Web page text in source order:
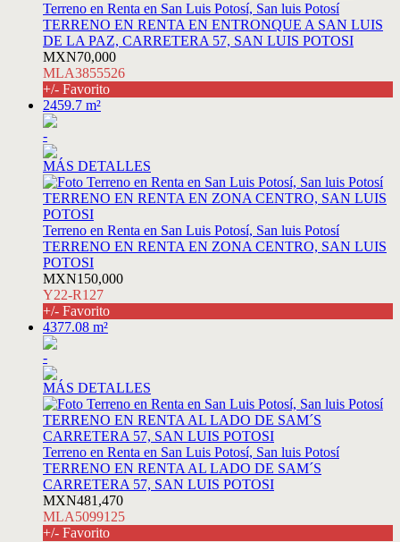
Terreno en Renta en San Luis Potosí, San luis Potosí
TERRENO EN RENTA EN ENTRONQUE A SAN LUIS
DE LA PAZ, CARRETERA 57, SAN LUIS POTOSI
MXN70,000
MLA3855526
+/- Favorito
2459.7 m²
-
MÁS DETALLES
Terreno en Renta en San Luis Potosí, San luis Potosí
TERRENO EN RENTA EN ZONA CENTRO, SAN LUIS
POTOSI
MXN150,000
Y22-R127
+/- Favorito
4377.08 m²
-
MÁS DETALLES
Terreno en Renta en San Luis Potosí, San luis Potosí
TERRENO EN RENTA AL LADO DE SAM´S
CARRETERA 57, SAN LUIS POTOSI
MXN481,470
MLA5099125
+/- Favorito